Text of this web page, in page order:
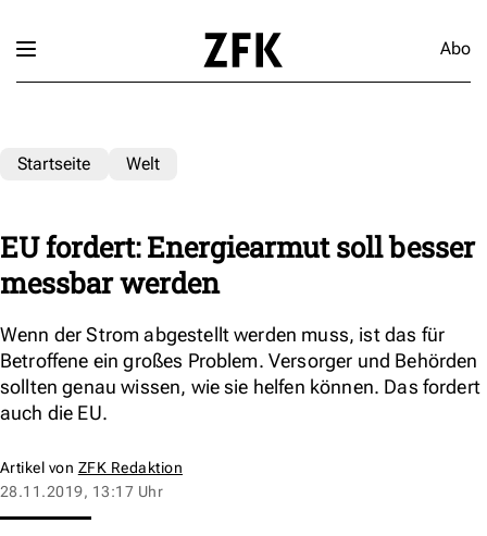
Abo
Startseite Welt
EU fordert: Energiearmut soll besser
messbar werden
Wenn der Strom abgestellt werden muss, ist das für
Betroffene ein großes Problem. Versorger und Behörden
sollten genau wissen, wie sie helfen können. Das fordert
auch die EU.
Artikel von ZFK Redaktion
28.11.2019, 13:17 Uhr